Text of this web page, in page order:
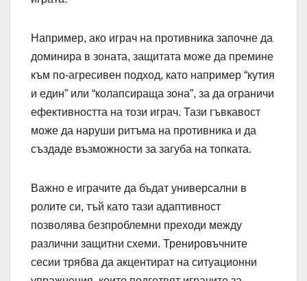
Например, ако играч на противника започне да
доминира в зоната, защитата може да премине
към по-агресивен подход, като например “кутия
и един” или “колапсираща зона”, за да ограничи
ефективността на този играч. Тази гъвкавост
може да наруши ритъма на противника и да
създаде възможности за загуба на топката.
Важно е играчите да бъдат универсални в
ролите си, тъй като тази адаптивност
позволява безпроблемни преходи между
различни защитни схеми. Тренировъчните
сесии трябва да акцентират на ситуационни